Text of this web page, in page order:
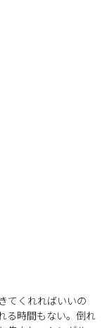
てくれればいいの
る時間もない。倒れ